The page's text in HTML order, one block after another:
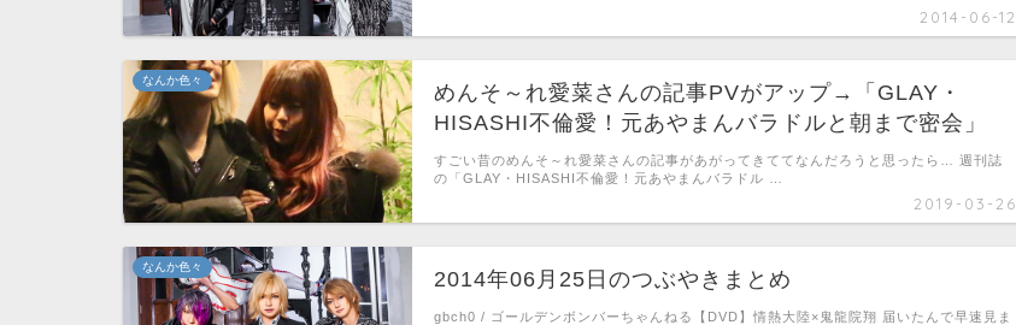
2014-06-12
なんか色々
めんそ～れ愛菜さんの記事PVがアップ→「GLAY・
HISASHI不倫愛！元あやまんバラドルと朝まで密会」
2019-03-26
すごい昔のめんそ～れ愛菜さんの記事があがってきててなんだろうと思ったら… 週刊誌
の「GLAY・HISASHI不倫愛！元あやまんバラドル …
なんか色々
2014年06月25日のつぶやきまとめ
gbch0 / ゴールデンボンバーちゃんねる【DVD】情熱大陸×鬼龍院翔 届いたんで早速見ま